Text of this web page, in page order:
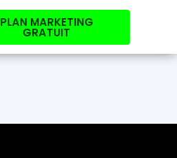
PLAN MARKETING
GRATUIT